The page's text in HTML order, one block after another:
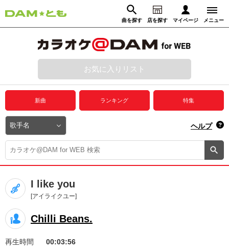
曲を探す 店を探す マイページ メニュー
動画からさがす 録音からさがす
ログイン
プレミアムサービス
DAM★とも動画
DAM★とも録音
カラオケ＠DAM
ユーザー検索
キャンペーン
お知らせ よくあるご質問
お気に入りリスト
新曲 ランキング 特集
ヘルプ
I like you
[アイライクユー]
Chilli Beans.
再生時間
00:03:56